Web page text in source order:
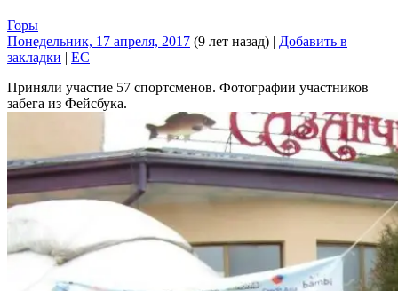
Горы
Понедельник, 17 апреля, 2017 (9 лет назад) | Добавить в
закладки | EC
Приняли участие 57 спортсменов. Фотографии участников
забега из Фейсбука.